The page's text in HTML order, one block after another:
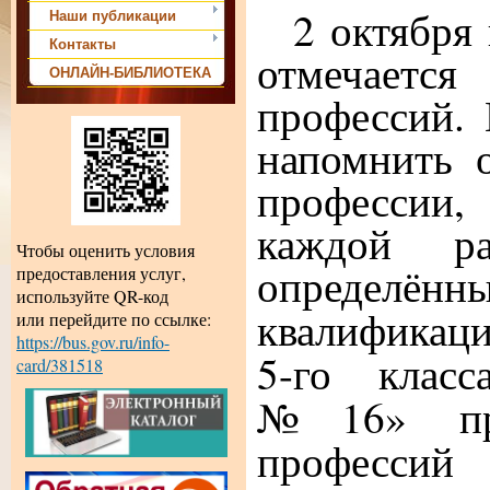
Наши публикации
Контакты
ОНЛАЙН-БИБЛИОТЕКА
Чтобы оценить условия
предоставления услуг,
используйте QR-код
или перейдите по ссылке:
https://bus.gov.ru/info-
card/381518
2
напомнить
профессии,
каждой
5-го
№16»